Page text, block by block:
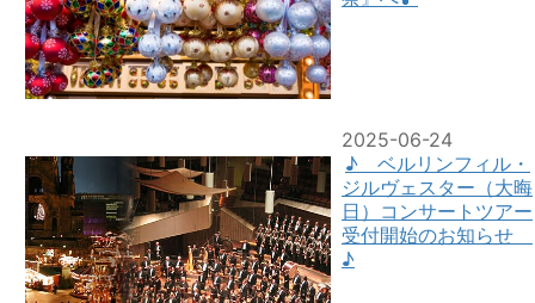
2025-06-24
♪ ベルリンフィル・
ジルヴェスター（大晦
日）コンサートツアー
受付開始のお知らせ
♪